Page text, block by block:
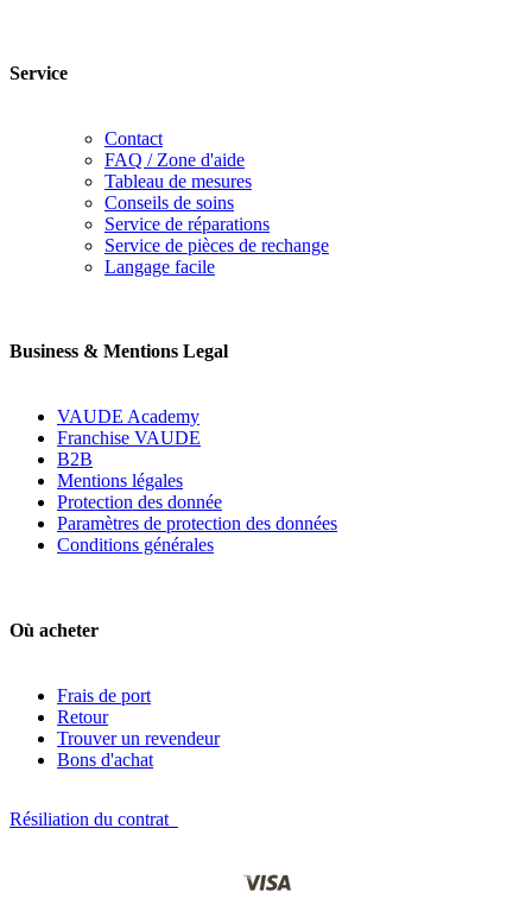
Service
Contact
FAQ / Zone d'aide
Tableau de mesures
Conseils de soins
Service de réparations
Service de pièces de rechange
Langage facile
Business & Mentions Legal
VAUDE Academy
Franchise VAUDE
B2B
Mentions légales
Protection des donnée
Paramètres de protection des données
Conditions générales
Où acheter
Frais de port
Retour
Trouver un revendeur
Bons d'achat
Résiliation du contrat